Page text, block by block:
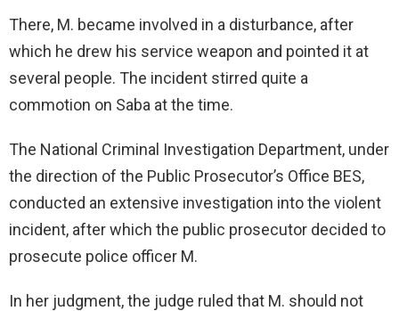
There, M. became involved in a disturbance, after
which he drew his service weapon and pointed it at
several people. The incident stirred quite a
commotion on Saba at the time.
The National Criminal Investigation Department, under
the direction of the Public Prosecutor’s Office BES,
conducted an extensive investigation into the violent
incident, after which the public prosecutor decided to
prosecute police officer M.
In her judgment, the judge ruled that M. should not